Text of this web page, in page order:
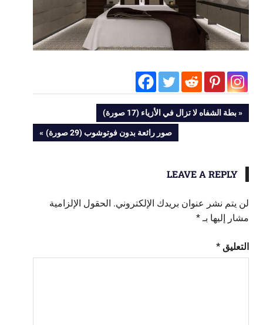
تصفّح
PREVIOUS
POST:
بطة الشفاه لا تزال في الأزياء (17 صورة)
NEXT
صور رائعة بدون فوتوشوب (29 صورة)
LEAVE A REPLY
لن يتم نشر عنوان بريدك الإلكتروني. الحقول الإلزامية
مشار إليها بـ*
التعليق *